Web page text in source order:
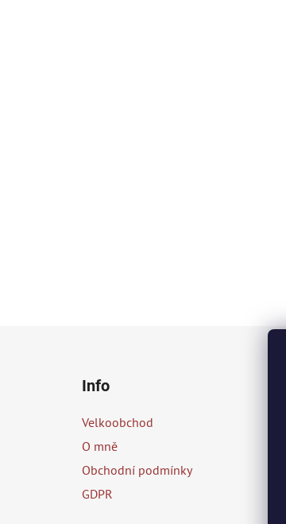
Info
Velkoobchod
O mně
Obchodní podmínky
GDPR